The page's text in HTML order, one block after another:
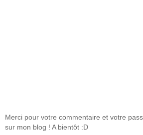
Merci pour votre commentaire et votre
sur mon blog ! A bientôt :D